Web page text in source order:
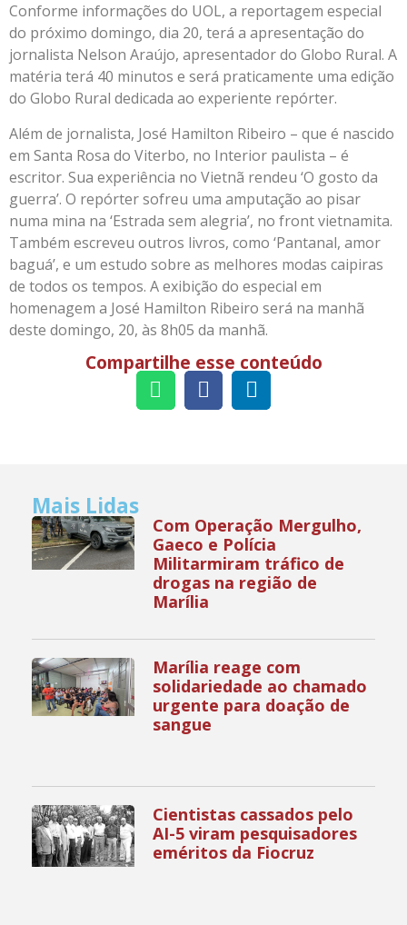
Conforme informações do UOL, a reportagem especial
do próximo domingo, dia 20, terá a apresentação do
jornalista Nelson Araújo, apresentador do Globo Rural. A
matéria terá 40 minutos e será praticamente uma edição
do Globo Rural dedicada ao experiente repórter.
Além de jornalista, José Hamilton Ribeiro – que é nascido
em Santa Rosa do Viterbo, no Interior paulista – é
escritor. Sua experiência no Vietnã rendeu ‘O gosto da
guerra’. O repórter sofreu uma amputação ao pisar
numa mina na ‘Estrada sem alegria’, no front vietnamita.
Também escreveu outros livros, como ‘Pantanal, amor
baguá’, e um estudo sobre as melhores modas caipiras
de todos os tempos. A exibição do especial em
homenagem a José Hamilton Ribeiro será na manhã
deste domingo, 20, às 8h05 da manhã.
Compartilhe esse conteúdo
Mais Lidas
Com Operação Mergulho,
Gaeco e Polícia
Militarmiram tráfico de
drogas na região de
Marília
Marília reage com
solidariedade ao chamado
urgente para doação de
sangue
Cientistas cassados pelo
AI-5 viram pesquisadores
eméritos da Fiocruz